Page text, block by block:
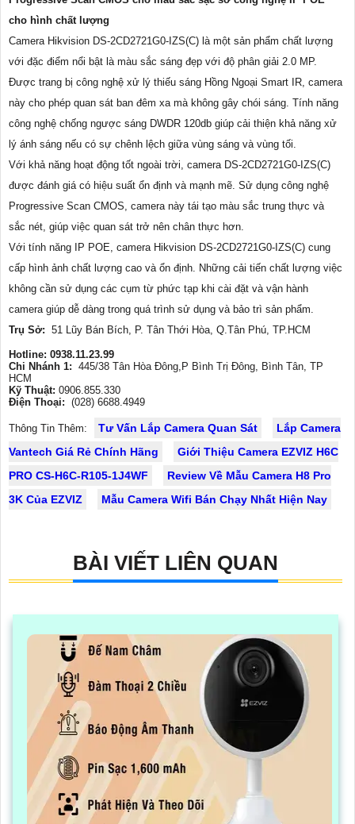
cho hình chất lượng
Camera Hikvision DS-2CD2721G0-IZS(C) là một sản phẩm chất lượng
với đặc điểm nổi bật là màu sắc sáng đẹp với độ phân giải 2.0 MP.
Được trang bị công nghệ xử lý thiếu sáng Hồng Ngoại Smart IR, camera
này cho phép quan sát ban đêm xa mà không gây chói sáng. Tính năng
công nghệ chống ngược sáng DWDR 120db giúp cải thiện khả năng xử
lý ánh sáng nếu có sự chênh lệch giữa vùng sáng và vùng tối.
Với khả năng hoạt động tốt ngoài trời, camera DS-2CD2721G0-IZS(C)
được đánh giá có hiệu suất ổn định và mạnh mẽ. Sử dụng công nghệ
Progressive Scan CMOS, camera này tái tạo màu sắc trung thực và
sắc nét, giúp việc quan sát trở nên chân thực hơn.
Với tính năng IP POE, camera Hikvision DS-2CD2721G0-IZS(C) cung
cấp hình ảnh chất lượng cao và ổn định. Những cải tiến chất lượng việc
không cần sử dụng các cụm từ phức tạp khi cài đặt và vận hành
camera giúp dễ dàng trong quá trình sử dụng và bảo trì sản phẩm.
Trụ Sở: 51 Lũy Bán Bích, P. Tân Thới Hòa, Q.Tân Phú, TP.HCM
Hotline: 0938.11.23.99
Chi Nhánh 1: 445/38 Tân Hòa Đông,P Bình Trị Đông, Bình Tân, TP
HCM
Kỹ Thuật: 0906.855.330
Điện Thoại: (028) 6688.4949
Thông Tin Thêm: Tư Vấn Lắp Camera Quan Sát
Lắp Camera
Vantech Giá Rẻ Chính Hãng
Giới Thiệu Camera EZVIZ H6C
PRO CS-H6C-R105-1J4WF
Review Về Mẫu Camera H8 Pro
3K Của EZVIZ
Mẫu Camera Wifi Bán Chạy Nhất Hiện Nay
BÀI VIẾT LIÊN QUAN